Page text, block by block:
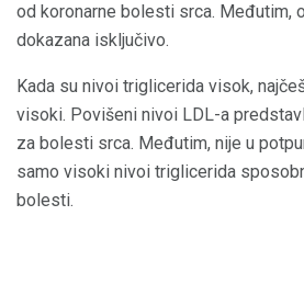
od koronarne bolesti srca. Međutim,
dokazana isključivo.
Kada su nivoi triglicerida visok,
visoki. Povišeni nivoi LDL-a
za bolesti srca. Međutim, nije u
samo visoki nivoi triglicerida
bolesti.